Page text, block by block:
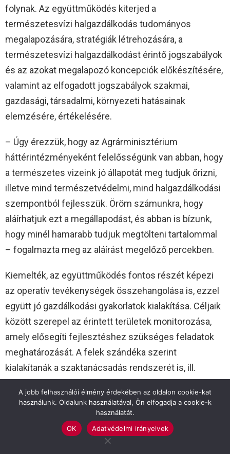
folynak. Az együttműködés kiterjed a
természetesvízi halgazdálkodás tudományos
megalapozására, stratégiák létrehozására, a
természetesvízi halgazdálkodást érintő jogszabályok
és az azokat megalapozó koncepciók előkészítésére,
valamint az elfogadott jogszabályok szakmai,
gazdasági, társadalmi, környezeti hatásainak
elemzésére, értékelésére.
– Úgy érezzük, hogy az Agrárminisztérium
háttérintézményeként felelősségünk van abban, hogy
a természetes vizeink jó állapotát meg tudjuk őrizni,
illetve mind természetvédelmi, mind halgazdálkodási
szempontból fejlesszük. Öröm számunkra, hogy
aláírhatjuk ezt a megállapodást, és abban is bízunk,
hogy minél hamarabb tudjuk megtölteni tartalommal
– fogalmazta meg az aláírást megelőző percekben.
Kiemelték, az együttműködés fontos részét képezi
az operatív tevékenységek összehangolása is, ezzel
együtt jó gazdálkodási gyakorlatok kialakítása. Céljaik
között szerepel az érintett területek monitorozása,
amely elősegíti fejlesztéshez szükséges feladatok
meghatározását. A felek szándéka szerint
kialakítanák a szaktanácsadás rendszerét is, ill.
közösen szervezett és kivitelezett szakmai
továbbképzéseket valósítanának meg. Emellett hazai
és külföldi jógyakorlatok megismertetésével és
elterjesztésével is segítenék a fejlődés
A jobb felhasználói élmény érdekében az oldalon cookie-kat
használunk. Oldalunk használatával, Ön elfogadja a cookie-k
használatát.
OK
Adatvédelmi irányelvek